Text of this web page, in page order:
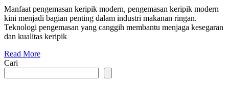
Manfaat pengemasan keripik modern, pengemasan keripik modern
kini menjadi bagian penting dalam industri makanan ringan.
Teknologi pengemasan yang canggih membantu menjaga kesegaran
dan kualitas keripik
Read More
Cari